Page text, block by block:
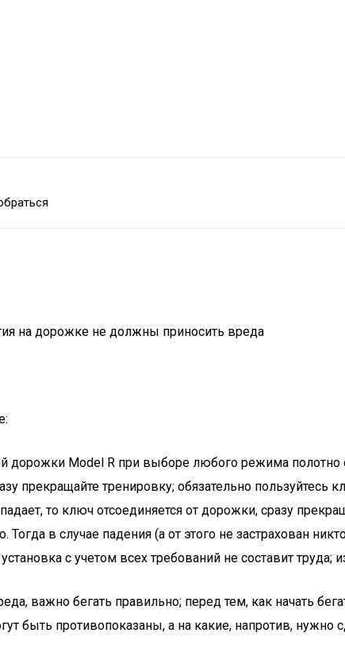
на дорожке не должны приносить вреда
дорожки Model R при выборе любого режима полотно
тренировку; обязательно пользуйтесь
то ключ отсоединяется от дорожки, сразу
Тогда в случае падения (а от этого не застрахован
с учетом всех требований не составит труда;
важно бегать правильно; перед тем, как начать
быть противопоказаны, а на какие, напротив, нужно